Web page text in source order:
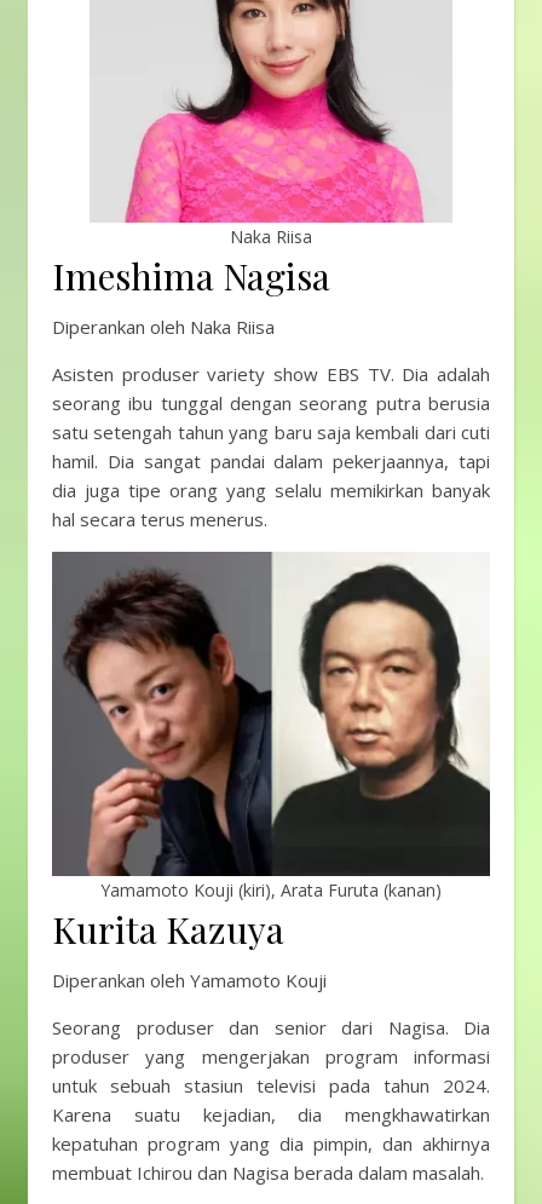
Naka Riisa
Imeshima Nagisa
Diperankan oleh Naka Riisa
Asisten produser variety show EBS TV. Dia adalah
seorang ibu tunggal dengan seorang putra berusia
satu setengah tahun yang baru saja kembali dari cuti
hamil. Dia sangat pandai dalam pekerjaannya, tapi
dia juga tipe orang yang selalu memikirkan banyak
hal secara terus menerus.
Yamamoto Kouji (kiri), Arata Furuta (kanan)
Kurita Kazuya
Diperankan oleh Yamamoto Kouji
Seorang produser dan senior dari Nagisa. Dia
produser yang mengerjakan program informasi
untuk sebuah stasiun televisi pada tahun 2024.
Karena suatu kejadian, dia mengkhawatirkan
kepatuhan program yang dia pimpin, dan akhirnya
membuat Ichirou dan Nagisa berada dalam masalah.